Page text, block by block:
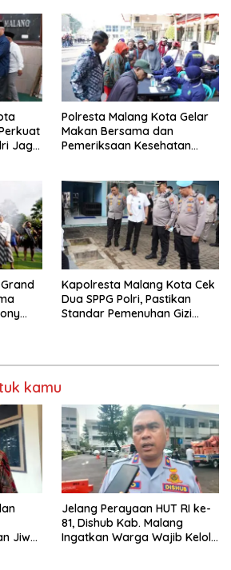
Jaga
Polresta Malang Kota Gelar
Makan Bersama dan
Pemeriksaan Kesehatan
Kapolresta Malang Kota Cek
Dua SPPG Polri, Pastikan
Standar Pemenuhan Gizi
kamu
Jiwa
Jelang Perayaan HUT RI ke-
81, Dishub Kab. Malang
Ingatkan Warga Wajib Kelola